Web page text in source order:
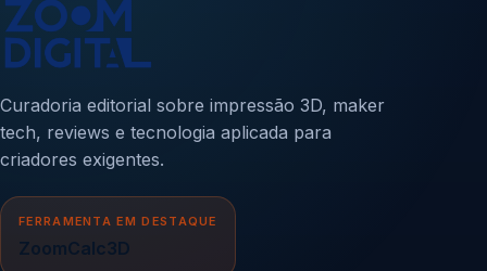
Curadoria editorial sobre impressão 3D, maker
tech, reviews e tecnologia aplicada para
criadores exigentes.
FERRAMENTA EM DESTAQUE
ZoomCalc3D